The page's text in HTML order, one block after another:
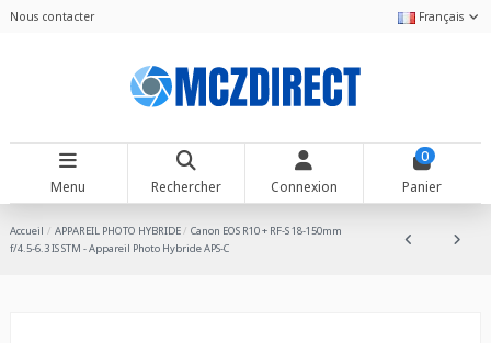
Nous contacter Français
Menu Rechercher Connexion
0
Panier
Accueil APPAREIL PHOTO HYBRIDE
Canon EOS R10 + RF-S 18-150mm
f/4.5-6.3 IS STM - Appareil Photo Hybride APS-C